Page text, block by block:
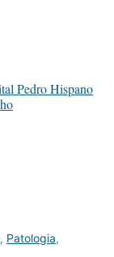
Pedro Hispano
, Patologia,